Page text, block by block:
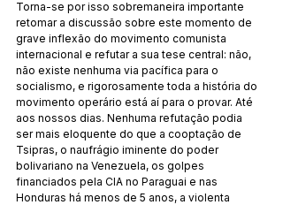
Torna-se por isso sobremaneira importante
retomar a discussão sobre este momento de
grave inflexão do movimento comunista
internacional e refutar a sua tese central: não,
não existe nenhuma via pacífica para o
socialismo, e rigorosamente toda a história do
movimento operário está aí para o provar. Até
aos nossos dias. Nenhuma refutação podia
ser mais eloquente do que a cooptação de
Tsipras, o naufrágio iminente do poder
bolivariano na Venezuela, os golpes
financiados pela CIA no Paraguai e nas
Honduras há menos de 5 anos, a violenta